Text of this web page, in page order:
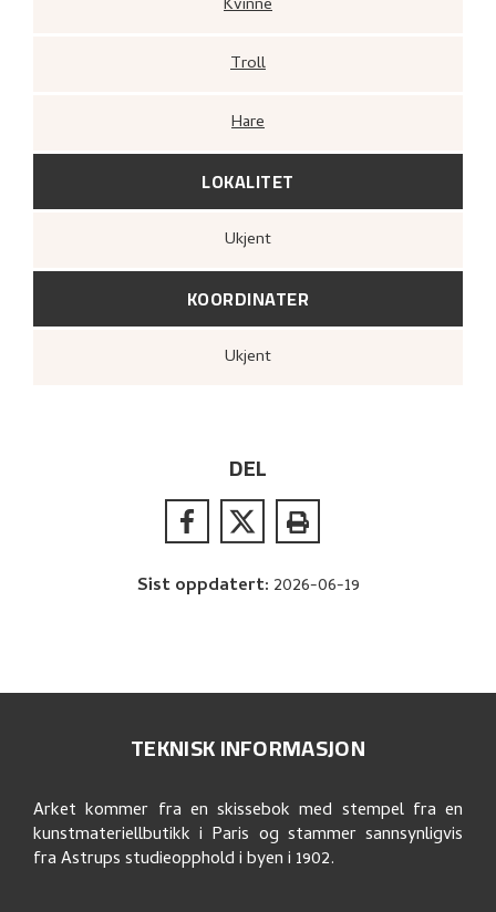
Kvinne
Troll
Hare
LOKALITET
Ukjent
KOORDINATER
Ukjent
DEL
Sist oppdatert: 2026-06-19
TEKNISK INFORMASJON
Arket kommer fra en skissebok med stempel fra en
kunstmateriellbutikk i Paris og stammer sannsynligvis
fra Astrups studieopphold i byen i 1902.